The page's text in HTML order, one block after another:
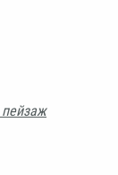
пейзаж